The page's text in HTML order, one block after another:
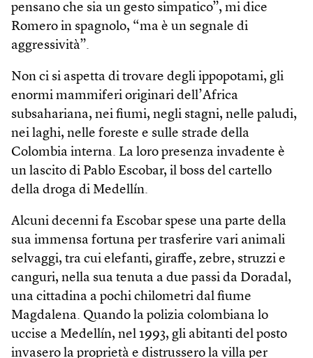
pensano che sia un gesto simpatico”, mi dice
Romero in spagnolo, “ma è un segnale di
aggressività”.
Non ci si aspetta di trovare degli ippopotami, gli
enormi mammiferi originari dell’Africa
subsahariana, nei fiumi, negli stagni, nelle paludi,
nei laghi, nelle foreste e sulle strade della
Colombia interna. La loro presenza invadente è
un lascito di Pablo Escobar, il boss del cartello
della droga di Medellín.
Alcuni decenni fa Escobar spese una parte della
sua immensa fortuna per trasferire vari animali
selvaggi, tra cui elefanti, giraffe, zebre, struzzi e
canguri, nella sua tenuta a due passi da Doradal,
una cittadina a pochi chilometri dal fiume
Magdalena. Quando la polizia colombiana lo
uccise a Medellín, nel 1993, gli abitanti del posto
invasero la proprietà e distrussero la villa per